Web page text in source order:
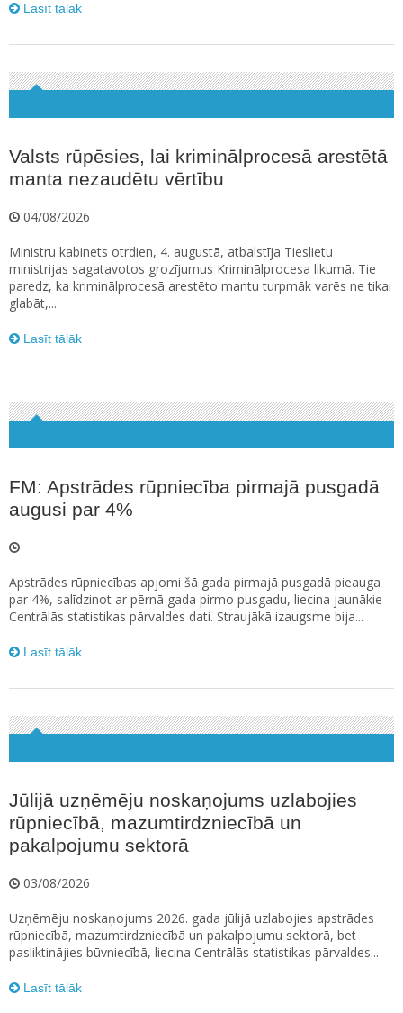
Lasīt tālāk
Valsts rūpēsies, lai kriminālprocesā arestētā
manta nezaudētu vērtību
04/08/2026
Ministru kabinets otrdien, 4. augustā, atbalstīja Tieslietu
ministrijas sagatavotos grozījumus Kriminālprocesa likumā. Tie
paredz, ka kriminālprocesā arestēto mantu turpmāk varēs ne tikai
glabāt,...
Lasīt tālāk
FM: Apstrādes rūpniecība pirmajā pusgadā
augusi par 4%
Apstrādes rūpniecības apjomi šā gada pirmajā pusgadā pieauga
par 4%, salīdzinot ar pērnā gada pirmo pusgadu, liecina jaunākie
Centrālās statistikas pārvaldes dati. Straujākā izaugsme bija...
Lasīt tālāk
Jūlijā uzņēmēju noskaņojums uzlabojies
rūpniecībā, mazumtirdzniecībā un
pakalpojumu sektorā
03/08/2026
Uzņēmēju noskaņojums 2026. gada jūlijā uzlabojies apstrādes
rūpniecībā, mazumtirdzniecībā un pakalpojumu sektorā, bet
pasliktinājies būvniecībā, liecina Centrālās statistikas pārvaldes...
Lasīt tālāk